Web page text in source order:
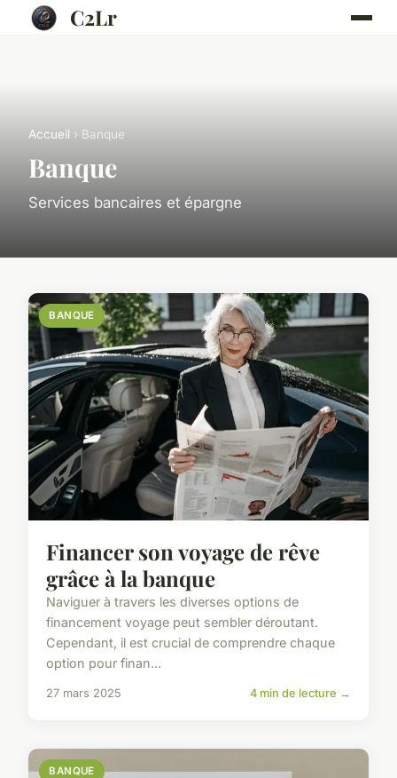
C2Lr
Accueil › Banque
Banque
Services bancaires et épargne
BANQUE
Financer son voyage de rêve
grâce à la banque
Naviguer à travers les diverses options de
financement voyage peut sembler déroutant.
Cependant, il est crucial de comprendre chaque
option pour finan...
27 mars 2025 4 min de lecture →
BANQUE